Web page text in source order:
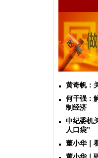
黄奇帆：
何干强：
制经济
中纪委机
人口袋”
董小华｜